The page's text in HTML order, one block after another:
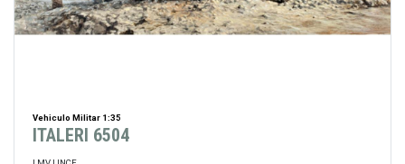
Vehiculo Militar 1:35
ITALERI 6504